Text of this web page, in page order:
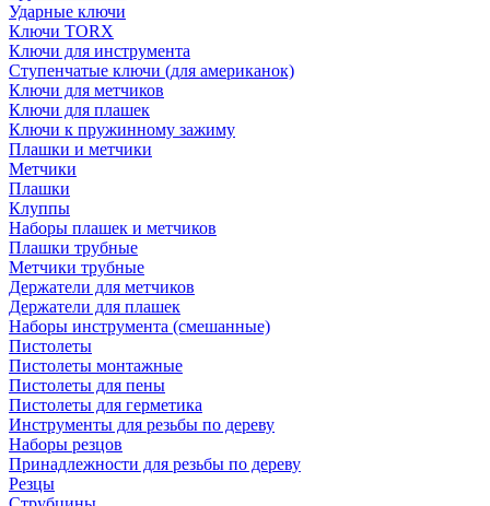
Ударные ключи
Ключи TORX
Ключи для инструмента
Ступенчатые ключи (для американок)
Ключи для метчиков
Ключи для плашек
Ключи к пружинному зажиму
Плашки и метчики
Метчики
Плашки
Клуппы
Наборы плашек и метчиков
Плашки трубные
Метчики трубные
Держатели для метчиков
Держатели для плашек
Наборы инструмента (смешанные)
Пистолеты
Пистолеты монтажные
Пистолеты для пены
Пистолеты для герметика
Инструменты для резьбы по дереву
Наборы резцов
Принадлежности для резьбы по дереву
Резцы